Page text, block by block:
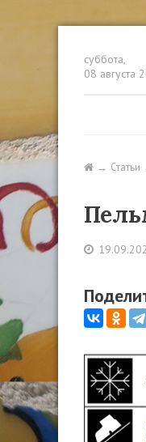
суббота,
08 августа
Статьи